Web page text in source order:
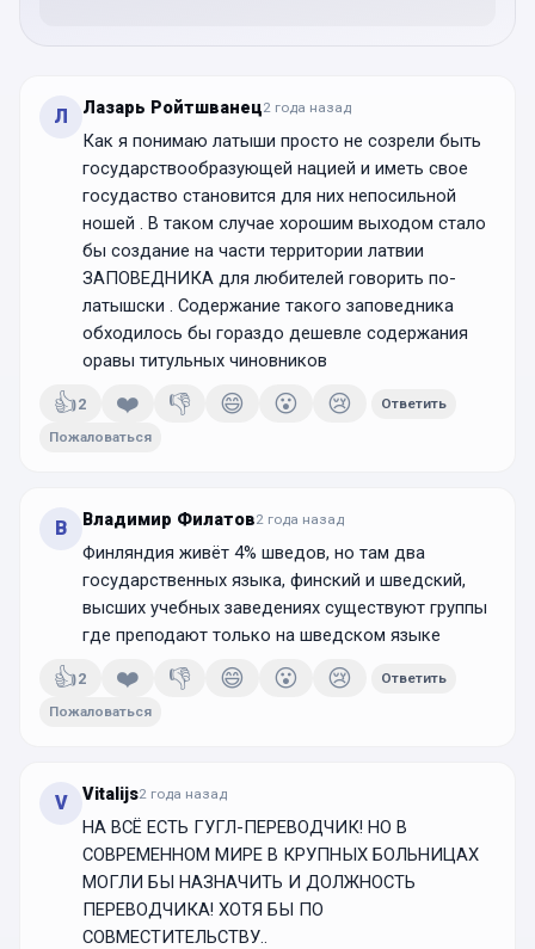
Л Лазарь Ройтшванец2 года назад
Как я понимаю латыши просто не созрели быть
государствообразующей нацией и иметь свое
госудаство становится для них непосильной
ношей . В таком случае хорошим выходом стало
бы создание на части территории латвии
ЗАПОВЕДНИКА для любителей говорить по-
латышски . Содержание такого заповедника
обходилось бы гораздо дешевле содержания
оравы титульных чиновников
👍2 ❤️ 👎 😄 😮 😢 Ответить
Пожаловаться
В Владимир Филатов2 года назад
Финляндия живёт 4% шведов, но там два
государственных языка, финский и шведский,
высших учебных заведениях существуют группы
где преподают только на шведском языке
👍2 ❤️ 👎 😄 😮 😢 Ответить
Пожаловаться
V Vitalijs2 года назад
НА ВСЁ ЕСТЬ ГУГЛ-ПЕРЕВОДЧИК! НО В
СОВРЕМЕННОМ МИРЕ В КРУПНЫХ БОЛЬНИЦАХ
МОГЛИ БЫ НАЗНАЧИТЬ И ДОЛЖНОСТЬ
ПЕРЕВОДЧИКА! ХОТЯ БЫ ПО
СОВМЕСТИТЕЛЬСТВУ..